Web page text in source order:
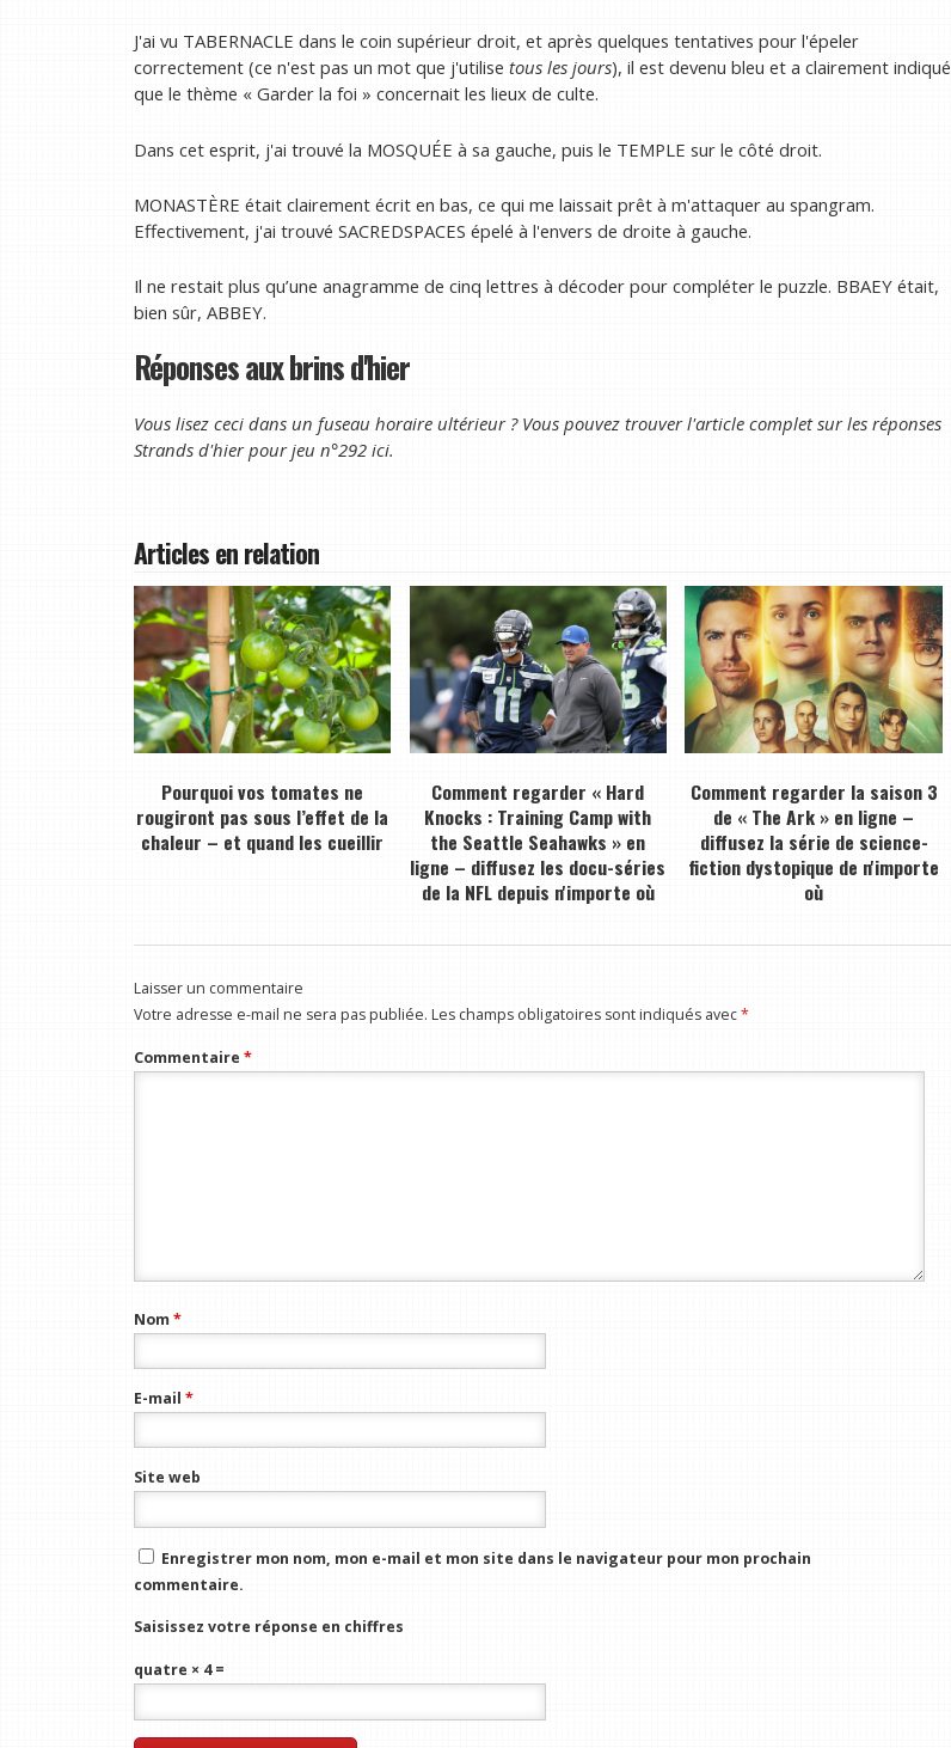
J'ai vu TABERNACLE dans le coin supérieur droit, et après quelques tentatives pour l'épeler
correctement (ce n'est pas un mot que j'utilise tous les jours), il est devenu bleu et a clairement indiqué
que le thème « Garder la foi » concernait les lieux de culte.
Dans cet esprit, j'ai trouvé la MOSQUÉE à sa gauche, puis le TEMPLE sur le côté droit.
MONASTÈRE était clairement écrit en bas, ce qui me laissait prêt à m'attaquer au spangram.
Effectivement, j'ai trouvé SACREDSPACES épelé à l'envers de droite à gauche.
Il ne restait plus qu’une anagramme de cinq lettres à décoder pour compléter le puzzle. BBAEY était,
bien sûr, ABBEY.
Réponses aux brins d'hier
Vous lisez ceci dans un fuseau horaire ultérieur ? Vous pouvez trouver l'article complet sur les réponses
Strands d'hier pourjeu n°292 ici.
Articles en relation
Pourquoi vos tomates ne
rougiront pas sous l’effet de la
chaleur – et quand les cueillir
Comment regarder « Hard
Knocks : Training Camp with
the Seattle Seahawks » en
ligne – diffusez les docu-séries
de la NFL depuis n'importe où
Comment regarder la saison 3
de « The Ark » en ligne –
diffusez la série de science-
fiction dystopique de n'importe
où
Laisser un commentaire
Votre adresse e-mail ne sera pas publiée. Les champs obligatoires sont indiqués avec*
Commentaire *
Nom*
E-mail *
Site web
Enregistrer mon nom, mon e-mail et mon site dans le navigateur pour mon prochain
commentaire.
Saisissez votre réponse en chiffres
quatre × 4 =